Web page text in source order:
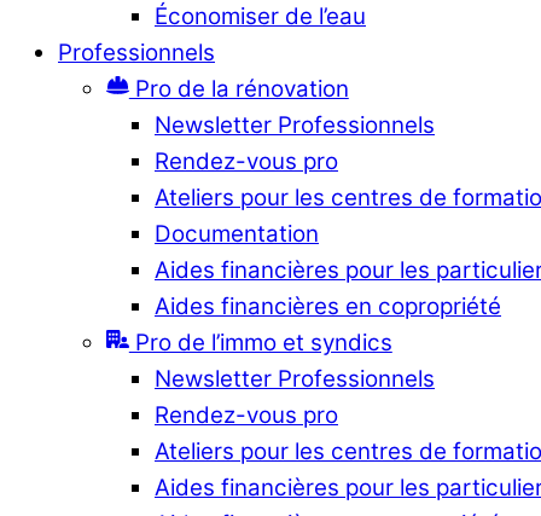
Économiser de l’eau
Professionnels
Pro de la rénovation
Newsletter Professionnels
Rendez-vous pro
Ateliers pour les centres de
Documentation
Aides financières pour les
Aides financières en copropriété
Pro de l’immo et syndics
Newsletter Professionnels
Rendez-vous pro
Ateliers pour les centres de
Aides financières pour les